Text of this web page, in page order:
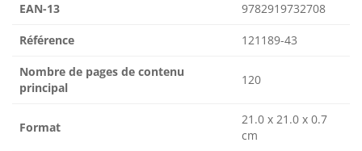
EAN-13 9782919732708
Référence 121189-43
Nombre de pages de contenu
principal
120
Format
21.0 x 21.0 x 0.7
cm